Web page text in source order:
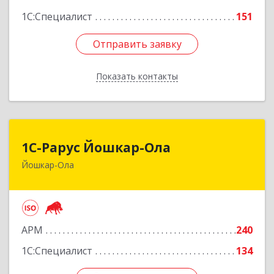
1С:Специалист
151
Отправить заявку
Показать контакты
Отправить заявку
Назад
1С-Рарус Йошкар-Ола
Йошкар-Ола
АРМ
240
1С:Специалист
134
424004, Марий Эл Респ, Йошкар-Ола г, Волкова